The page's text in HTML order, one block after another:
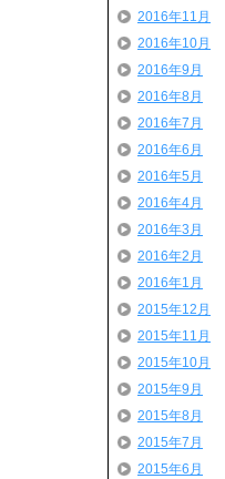
2016年11月
2016年10月
2016年9月
2016年8月
2016年7月
2016年6月
2016年5月
2016年4月
2016年3月
2016年2月
2016年1月
2015年12月
2015年11月
2015年10月
2015年9月
2015年8月
2015年7月
2015年6月